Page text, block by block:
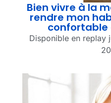
Bien vivre à la
rendre mon
confortable
Disponible en replay